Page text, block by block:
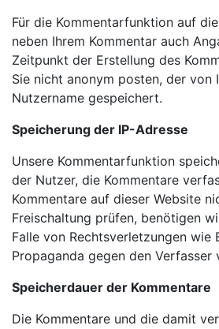
Für die Kommentarfunktion auf
neben Ihrem Kommentar auch
Zeitpunkt der Erstellung des
Sie nicht anonym posten, der von
Nutzername gespeichert.
Speicherung der IP-Adresse
Unsere Kommentarfunktion
der Nutzer, die Kommentare
Kommentare auf dieser Website
Freischaltung prüfen, benötigen
Falle von Rechtsverletzungen wie
Propaganda gegen den Verfasser
Speicherdauer der Kommentare
Die Kommentare und die damit